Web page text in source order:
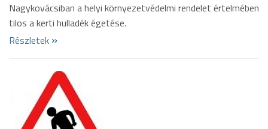
Nagykovácsiban a helyi környezetvédelmi rendelet értelmében
tilos a kerti hulladék égetése.
Részletek »